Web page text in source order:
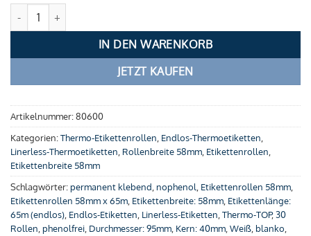
Thermoetiketten, linerless 58 / 95 / 40 (65m) - weiß | permanent
IN DEN WARENKORB
JETZT KAUFEN
Artikelnummer:80600
Kategorien:Thermo-Etikettenrollen, Endlos-Thermoetiketten,
Linerless-Thermoetiketten, Rollenbreite 58mm, Etikettenrollen,
Etikettenbreite 58mm
Schlagwörter:permanent klebend,nophenol, Etikettenrollen 58mm,
Etikettenrollen 58mm x 65m, Etikettenbreite: 58mm, Etikettenlänge:
65m (endlos), Endlos-Etiketten, Linerless-Etiketten,Thermo-TOP,30
Rollen,phenolfrei, Durchmesser: 95mm, Kern: 40mm,Weiß, blanko,